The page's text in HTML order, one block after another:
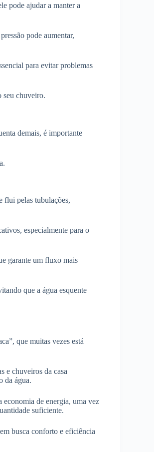
pode ajudar a manter a
pode aumentar,
para evitar problemas
seu chuveiro.
demais, é importante
flui pelas tubulações,
especialmente para o
garante um fluxo mais
que a água esquente
que muitas vezes está
e chuveiros da casa
da água.
de energia, uma vez
suficiente.
busca conforto e eficiência